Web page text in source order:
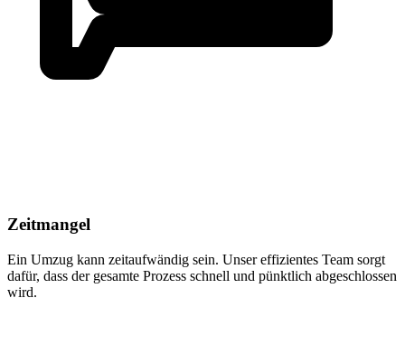
Zeitmangel
Ein Umzug kann zeitaufwändig sein. Unser effizientes Team sorgt
dafür, dass der gesamte Prozess schnell und pünktlich abgeschlossen
wird.